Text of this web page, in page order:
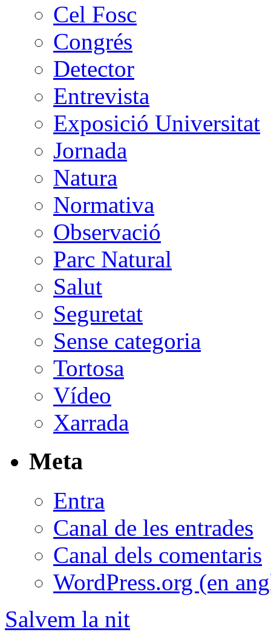
Cel Fosc
Congrés
Detector
Entrevista
Exposició Universitat
Jornada
Natura
Normativa
Observació
Parc Natural
Salut
Seguretat
Sense categoria
Tortosa
Vídeo
Xarrada
Meta
Entra
Canal de les entrades
Canal dels comentaris
WordPress.org (en
Salvem la nit